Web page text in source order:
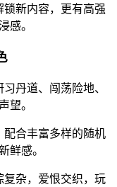
新内容，更有高强
感。
丹道、闯荡险地、
望。
配合丰富多样的随机
鲜感。
复杂，爱恨交织，玩